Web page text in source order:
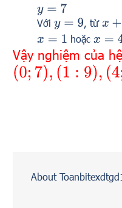
y=7
Vớiy=9 , từ x+y
x=1 hoặc x=4
Vậy nghiệm của
(0;7),(1 :9) ( 4;9)
About